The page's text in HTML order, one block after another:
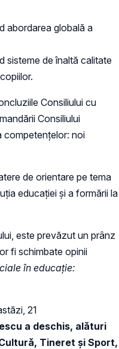
abordarea globală a
sisteme de înaltă calitate
Consiliului cu
Consiliului
competențelor: noi
de orientare pe tema
educației și a formării la
este prevăzut un prânz
fi schimbate opinii
în educație:
21
a deschis, alături
Tineret și Sport,